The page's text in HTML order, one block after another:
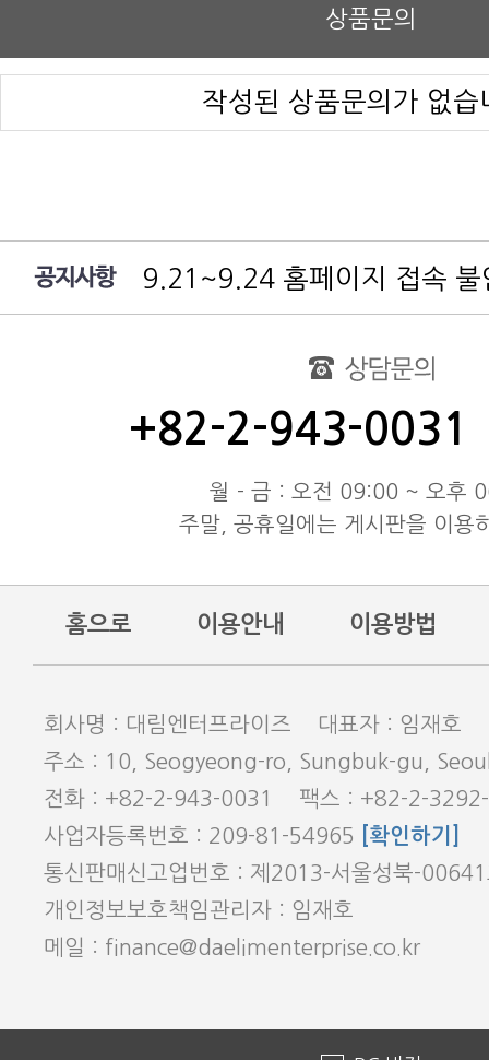
상품문의
작성된 상품문의가 없습
9.21~9.24 홈페이지 접속 불
여름 휴가 배송 지연 안내
대림엔터프라이즈 공지
동해물과 백두산이 마르고
동해물과 백두산이 마르고
동해물과 백두산이 마르고
+82-2-943-0031
월 - 금 : 오전 09:00 ~ 오후
주말, 공휴일에는 게시판을 이용
홈으로 이용안내 이용방법
회사명 : 대림엔터프라이즈 대표자 : 임재호
주소 : 10, Seogyeong-ro, Sungbuk-gu,
전화 : +82-2-943-0031 팩스 : +82-2-
사업자등록번호 : 209-81-54965
[확인하기]
통신판매신고업번호 : 제2013-서울성북-
개인정보보호책임관리자 : 임재호
메일 : finance@daelimenterprise.co.kr